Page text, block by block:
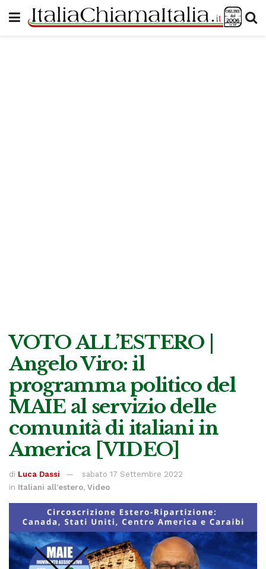
VOTO ALL’ESTERO |
Angelo Viro: il
programma politico del
MAIE al servizio delle
comunità di italiani in
America [VIDEO]
di Luca Dassi
sabato 17 Settembre 2022
in Italiani all'estero, Video